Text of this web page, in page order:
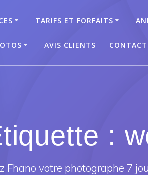
TARIFS ET FORFAITS
AVIS CLIENTS CONTACT
:
Fhano votre photographe 7